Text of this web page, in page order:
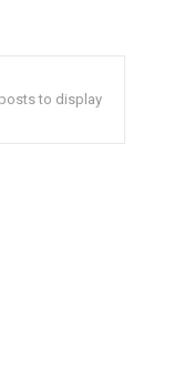
to display